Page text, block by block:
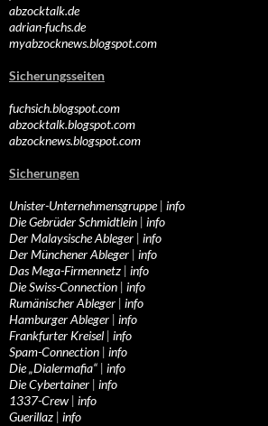
abzocktalk.de
adrian-fuchs.de
myabzocknews.blogspot.com
Sicherungsseiten
fuchsich.blogspot.com
abzocktalk.blogspot.com
abzocknews.blogspot.com
Sicherungen
Unister-Unternehmensgruppe| info
Die Gebrüder Schmidtlein | info
Der Malaysische Ableger | info
Der Münchener Ableger | info
Das Mega-Firmennetz | info
Die Swiss-Connection | info
Rumänischer Ableger | info
Hamburger Ableger | info
Frankfurter Kreisel | info
Spam-Connection | info
Die „Dialermafia“ | info
Die Cybertainer | info
1337-Crew | info
Guerillaz | info